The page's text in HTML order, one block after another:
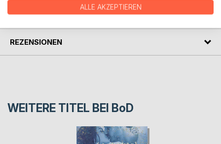
PRESSESTIMMEN
REZENSIONEN
WEITERE TITEL BEI BoD
ALLE AKZEPTIEREN